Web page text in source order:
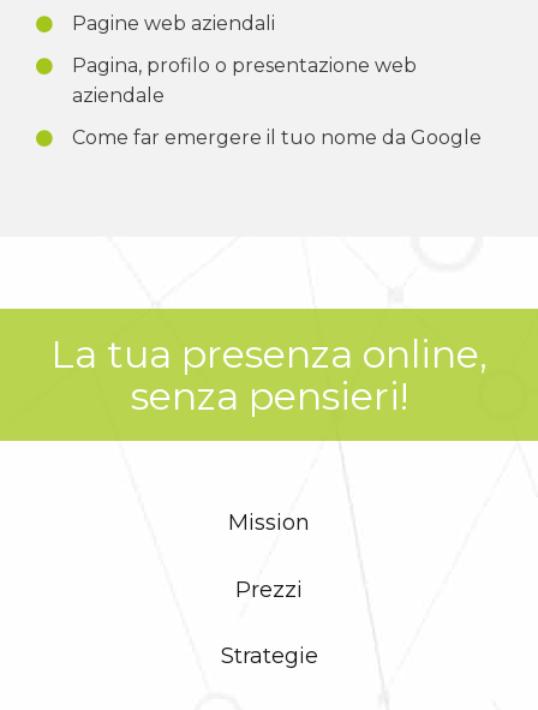
Pagine web aziendali
Pagina, profilo o presentazione web
aziendale
Come far emergere il tuo nome da Google
La tua presenza online,
senza pensieri!
Mission
Prezzi
Strategie